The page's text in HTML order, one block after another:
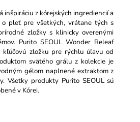
inšpiráciu z kórejských ingrediencií a
pleť pre všetkých, vrátane tých s
zložky s klinicky overenými
Purito SEOUL Wonder Releaf
zložku pre rýchlu úľavu od
svätého grálu z kolekcie je
gélom naplnené extraktom z
Všetky produkty Purito SEOUL sú
v Kórei.